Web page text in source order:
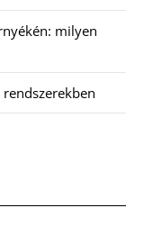
milyen